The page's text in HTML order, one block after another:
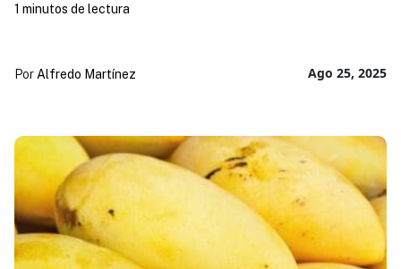
Ago 25, 2025
Por Alfredo Martínez
1 minutos de lectura